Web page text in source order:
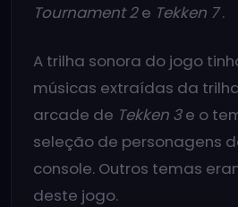
Tournament 2e Tekken 7.
A trilha sonora do jogo
músicas extraídas da
arcade de Tekken 3e o
seleção de personagens
console. Outros temas
deste jogo.